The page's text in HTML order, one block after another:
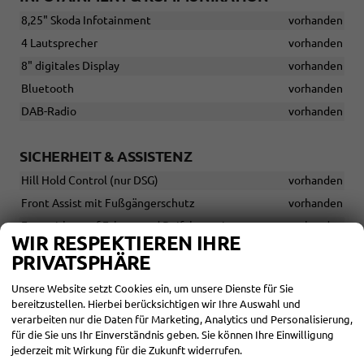
8,25" Skoda Infotainment
vorhanden
4 Lautsprecher
vorhanden
8" digitales Display
vorhanden
Bluetooth
vorhanden
DAB-Radio
vorhanden
SICHERHEIT & ASSISTENZ
Hill Hold Control (nur DSG)
vorhanden
Front Assist mit Fußgängerschutz
vorhanden
Frontairbag auf Fahrer- und Beifahrerseite
vorhanden
ISOFIX und Top-Tether auf dem Beifahrersitz vorne
ISOFIX und Top-Tether auf den äußeren Rücksitzen
vorhanden
Kopfairbags vorne und hinten
vorhanden
Lichtassistent mit Coming-Home/Leaving-Home-Funktion
WIR RESPEKTIEREN IHRE
PRIVATSPHÄRE
Unsere Website setzt Cookies ein, um unsere Dienste für Sie
bereitzustellen. Hierbei berücksichtigen wir Ihre Auswahl und
verarbeiten nur die Daten für Marketing, Analytics und Personalisierung,
für die Sie uns Ihr Einverständnis geben. Sie können Ihre Einwilligung
jederzeit mit Wirkung für die Zukunft widerrufen.